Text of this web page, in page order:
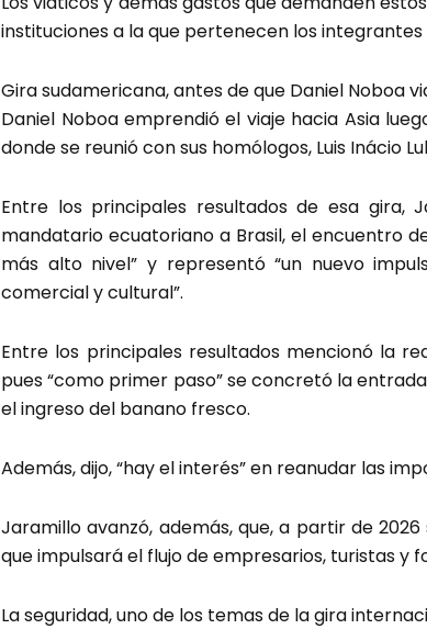
instituciones a la que pertenecen los integrantes
Gira sudamericana, antes de que Daniel Noboa
Daniel Noboa emprendió el viaje hacia Asia
donde se reunió con sus homólogos, Luis Inácio
Entre los principales resultados de esa gira,
mandatario ecuatoriano a Brasil, el encuentro
más alto nivel” y representó “un nuevo
comercial y cultural”.
Entre los principales resultados mencionó la
pues “como primer paso” se concretó la
el ingreso del banano fresco.
Además, dijo, “hay el interés” en reanudar las
Jaramillo avanzó, además, que, a partir de
que impulsará el flujo de empresarios, turistas
La seguridad, uno de los temas de la gira